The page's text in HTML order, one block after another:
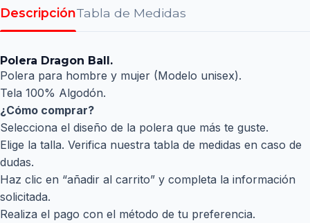
DescripciónTabla de Medidas
Polera Dragon Ball.
Polera para hombre y mujer (Modelo unisex).
Tela 100% Algodón.
¿Cómo comprar?
Selecciona el diseño de la polera que más te guste.
Elige la talla. Verifica nuestra tabla de medidas en caso de
dudas.
Haz clic en “añadir al carrito” y completa la información
solicitada.
Realiza el pago con el método de tu preferencia.